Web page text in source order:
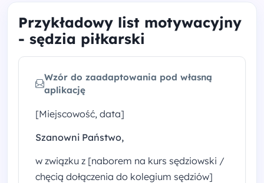
Przykładowy list motywacyjny
- sędzia piłkarski
Wzór do zaadaptowania pod własną
aplikację
[Miejscowość, data]
Szanowni Państwo,
w związku z [naborem na kurs sędziowski /
chęcią dołączenia do kolegium sędziów]